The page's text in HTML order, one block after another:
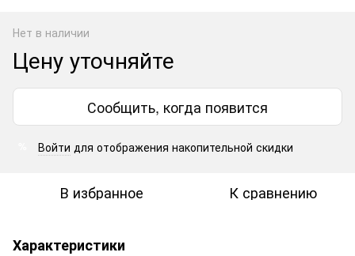
Нет в наличии
Цену уточняйте
Сообщить, когда появится
Войти для отображения накопительной скидки
В избранное К сравнению
Характеристики